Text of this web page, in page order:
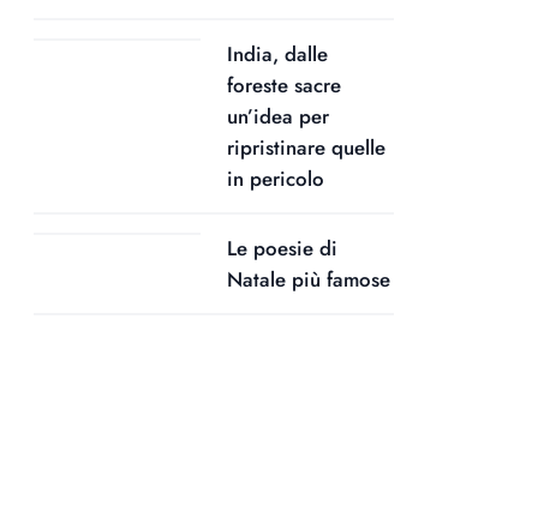
India, dalle
foreste sacre
un’idea per
ripristinare quelle
in pericolo
Le poesie di
Natale più famose